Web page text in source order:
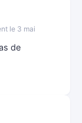
le 3 mai
de